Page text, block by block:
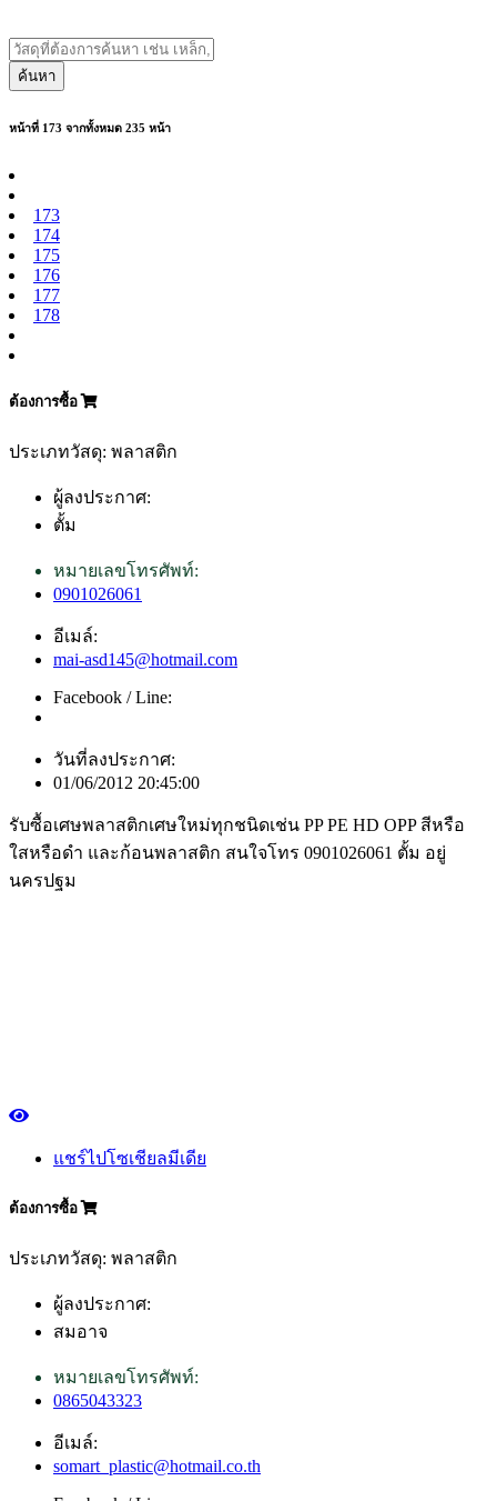
ค้นหา
หน้าที่ 173 จากทั้งหมด 235 หน้า
173
174
175
176
177
178
ต้องการซื้อ
ประเภทวัสดุ: พลาสติก
ผู้ลงประกาศ:
ตั้ม
หมายเลขโทรศัพท์:
0901026061
อีเมล์:
mai-asd145@hotmail.com
Facebook / Line:
วันที่ลงประกาศ:
01/06/2012 20:45:00
รับซื้อเศษพลาสติกเศษใหม่ทุกชนิดเช่น PP PE HD OPP สีหรือ
ใสหรือดำ และก้อนพลาสติก สนใจโทร 0901026061 ตั้ม อยู่
นครปฐม
แชร์ไปโซเชียลมีเดีย
ต้องการซื้อ
ประเภทวัสดุ: พลาสติก
ผู้ลงประกาศ:
สมอาจ
หมายเลขโทรศัพท์:
0865043323
อีเมล์:
somart_plastic@hotmail.co.th